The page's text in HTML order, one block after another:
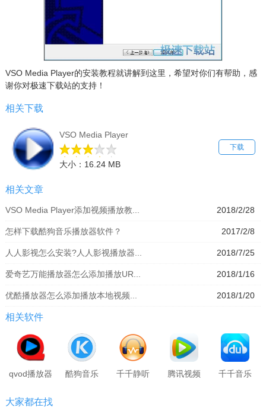
VSO Media Player的安装教程就讲解到这里，希望对你们有帮助，感
谢你对极速下载站的支持！
相关下载
下载
VSO Media Player
大小：16.24 MB
相关文章
2018/2/28
VSO Media Player添加视频播放教...
2017/2/8
怎样下载酷狗音乐播放器软件？
2018/7/25
人人影视怎么安装?人人影视播放器...
2018/1/16
爱奇艺万能播放器怎么添加播放UR...
2018/1/20
优酷播放器怎么添加播放本地视频...
相关软件
qvod播放器 酷狗音乐 千千静听 腾讯视频 千千音乐
大家都在找